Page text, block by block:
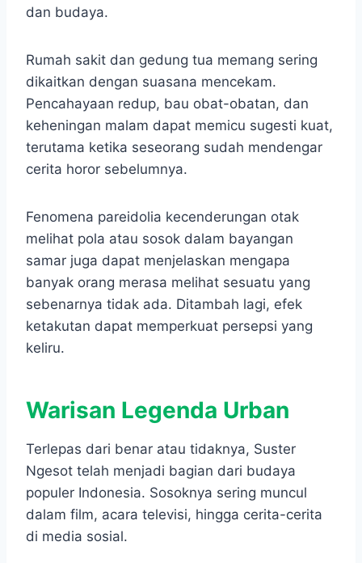
dan budaya.
Rumah sakit dan gedung tua memang sering
dikaitkan dengan suasana mencekam.
Pencahayaan redup, bau obat-obatan, dan
keheningan malam dapat memicu sugesti kuat,
terutama ketika seseorang sudah mendengar
cerita horor sebelumnya.
Fenomena pareidolia kecenderungan otak
melihat pola atau sosok dalam bayangan
samar juga dapat menjelaskan mengapa
banyak orang merasa melihat sesuatu yang
sebenarnya tidak ada. Ditambah lagi, efek
ketakutan dapat memperkuat persepsi yang
keliru.
Warisan Legenda Urban
Terlepas dari benar atau tidaknya, Suster
Ngesot telah menjadi bagian dari budaya
populer Indonesia. Sosoknya sering muncul
dalam film, acara televisi, hingga cerita-cerita
di media sosial.